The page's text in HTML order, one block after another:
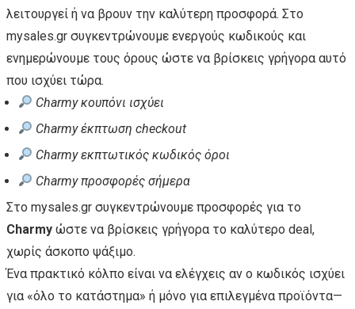
λειτουργεί ή να βρουν την καλύτερη προσφορά. Στο
mysales.gr συγκεντρώνουμε ενεργούς κωδικούς και
ενημερώνουμε τους όρους ώστε να βρίσκεις γρήγορα αυτό
που ισχύει τώρα.
Charmy κουπόνι ισχύει
Charmy έκπτωση checkout
Charmy εκπτωτικός κωδικός όροι
Charmy προσφορές σήμερα
Στο mysales.gr συγκεντρώνουμε προσφορές για το
Charmy ώστε να βρίσκεις γρήγορα το καλύτερο deal,
χωρίς άσκοπο ψάξιμο.
Ένα πρακτικό κόλπο είναι να ελέγχεις αν ο κωδικός ισχύει
για «όλο το κατάστημα» ή μόνο για επιλεγμένα προϊόντα—